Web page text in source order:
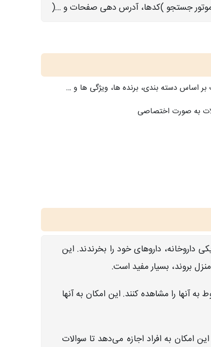
جستجو )کدها، آدرس دهی صفحات و …(
اساس دسته بندی، برنده ها، ویژگی ها و …
داروخانه، داروهای خود را بخرندند. این
بروند، بسیار مفید است.
آنها را مشاهده کنند. این امکان به آنها
امکان به افراد اجازه می‌دهد تا سوالات